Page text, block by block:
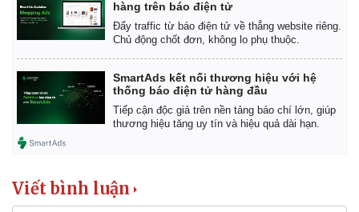
eSports
Hậu trường
hàng trên báo điện tử
Đẩy traffic từ báo điện tử về thẳng website riêng.
Chủ động chốt đơn, không lo phụ thuộc.
SmartAds kết nối thương hiệu với hệ
thống báo điện tử hàng đầu
Tiếp cận độc giả trên nền tảng báo chí lớn, giúp
thương hiệu tăng uy tín và hiệu quả dài hạn.
Viết bình luận